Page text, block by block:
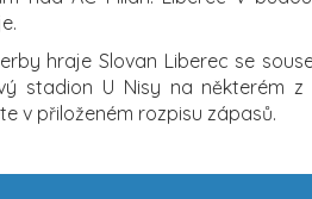
hraje Slovan Liberec se
stadion U Nisy na některém z
v přiloženém rozpisu zápasů.